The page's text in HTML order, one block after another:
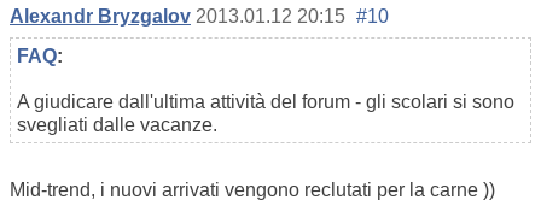
Alexandr Bryzgalov 2013.01.12 20:15 #10
FAQ:
A giudicare dall'ultima attività del forum - gli scolari si sono
svegliati dalle vacanze.
Mid-trend, i nuovi arrivati vengono reclutati per la carne ))